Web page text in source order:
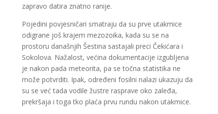
zapravo datira znatno ranije.
Pojedini povjesničari smatraju da su prve utakmice
odigrane još krajem mezozoika, kada su se na
prostoru današnjih Šestina sastajali preci Čekićara i
Sokolova. Nažalost, većina dokumentacije izgubljena
je nakon pada meteorita, pa se točna statistika ne
može potvrditi. Ipak, određeni fosilni nalazi ukazuju da
su se već tada vodile žustre rasprave oko zaleđa,
prekršaja i toga tko plaća prvu rundu nakon utakmice.